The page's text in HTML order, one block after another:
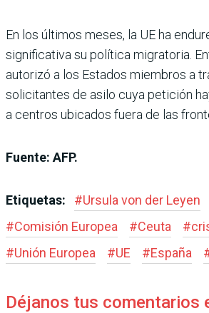
En los últimos meses, la UE ha
significativa su política migratoria.
autorizó a los Estados miembros a
solicitantes de asilo cuya petición
a centros ubicados fuera de las
Fuente: AFP.
Etiquetas: #Ursula von der Leyen
#Comisión Europea #Ceuta #
#Unión Europea #UE #España
Déjanos tus comentarios